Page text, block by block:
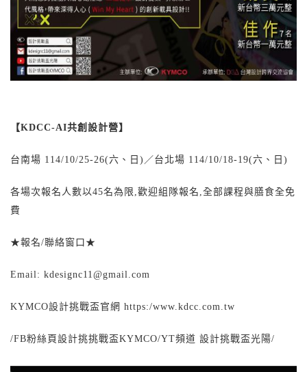
【KDCC-AI共創設計營】
台南場 114/10/25-26(六、日)／台北場 114/10/18-19(六、日)
各場次報名人數以45名為限,歡迎組隊報名,全部課程與膳食全免
費
★報名/聯絡窗口★
Email: kdesignc11@gmail.com
KYMCO設計挑戰盃官網 https:/www.kdcc.com.tw
/FB粉絲頁設計挑挑戰盃KYMCO/YT頻道 設計挑戰盃光陽/